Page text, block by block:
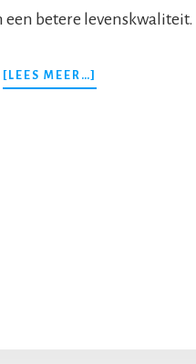
een betere levenskwaliteit.
[LEES MEER…]
POSITIEVE